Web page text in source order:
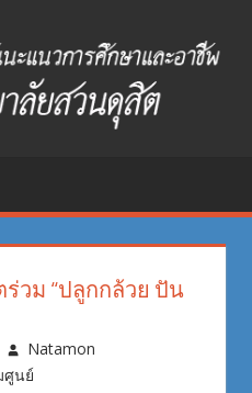
สนเทศ
แนะแนว
การ
ศึกษา
วม “ปลูกกล้วย ปัน
Natamon
ศูนย์